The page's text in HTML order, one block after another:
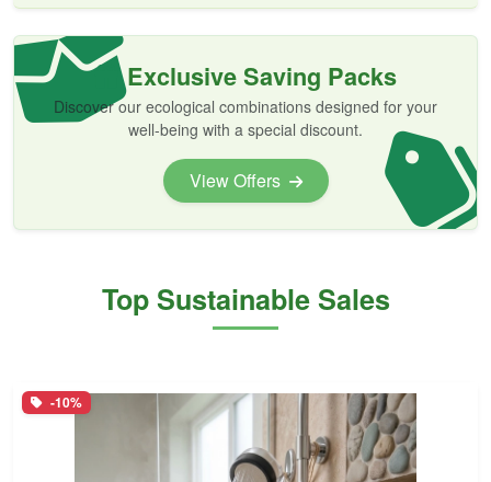
Exclusive Saving Packs
Discover our ecological combinations designed for your
well-being with a special discount.
View Offers
Top Sustainable Sales
-10%